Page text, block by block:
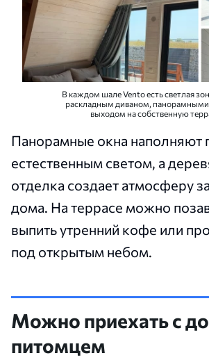
В каждом шале Vento есть светлая
раскладным диваном,
выходом на собственную
Панорамные окна наполняют
естественным светом, а
отделка создает атмосферу
дома. На террасе можно
выпить утренний кофе или
под открытым небом.
Можно приехать с
питомцем